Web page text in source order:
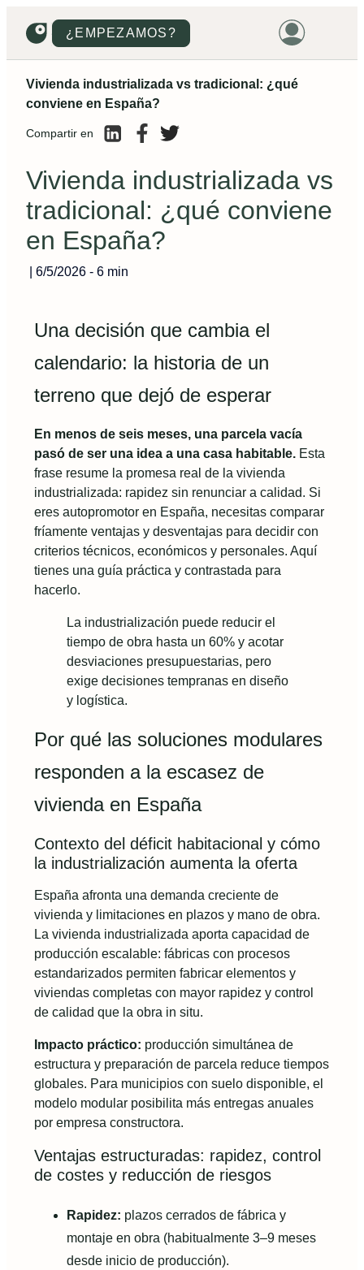
¿EMPEZAMOS?
PROMOCIONES
PROYECTOS
Vivienda industrializada vs tradicional: ¿qué
conviene en España?
Compartir en
Vivienda industrializada vs
tradicional: ¿qué conviene
en España?
6/5/2026 - 6 min
Una decisión que cambia el
calendario: la historia de un
terreno que dejó de esperar
En menos de seis meses, una parcela vacía
pasó de ser una idea a una casa habitable. Esta
frase resume la promesa real de la vivienda
industrializada: rapidez sin renunciar a calidad. Si
eres autopromotor en España, necesitas comparar
fríamente ventajas y desventajas para decidir con
criterios técnicos, económicos y personales. Aquí
tienes una guía práctica y contrastada para
hacerlo.
La industrialización puede reducir el
tiempo de obra hasta un 60% y acotar
desviaciones presupuestarias, pero
exige decisiones tempranas en diseño
y logística.
Por qué las soluciones modulares
responden a la escasez de
vivienda en España
Contexto del déficit habitacional y cómo
la industrialización aumenta la oferta
España afronta una demanda creciente de
vivienda y limitaciones en plazos y mano de obra.
La vivienda industrializada aporta capacidad de
producción escalable: fábricas con procesos
estandarizados permiten fabricar elementos y
viviendas completas con mayor rapidez y control
de calidad que la obra in situ.
Impacto práctico: producción simultánea de
estructura y preparación de parcela reduce tiempos
globales. Para municipios con suelo disponible, el
modelo modular posibilita más entregas anuales
por empresa constructora.
Ventajas estructuradas: rapidez, control
de costes y reducción de riesgos
Rapidez: plazos cerrados de fábrica y
montaje en obra (habitualmente 3–9 meses
desde inicio de producción).